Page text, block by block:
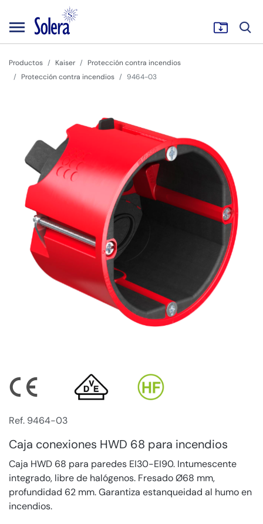
Productos Kaiser
Protección contra incendios
Protección contra incendios
9464-03
Ref. 9464-03
Caja conexiones HWD 68 para incendios
Caja HWD 68 para paredes EI30-EI90. Intumescente
integrado, libre de halógenos. Fresado Ø68 mm,
profundidad 62 mm. Garantiza estanqueidad al humo en
incendios.